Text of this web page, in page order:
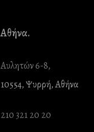
Αθήνα.
Αυλητών 6-8,
10554, Ψυρρή, Αθήνα
210 321 20 20